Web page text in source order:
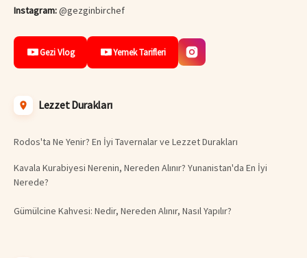
Instagram:@gezginbirchef
Gezi Vlog Yemek Tarifleri
Lezzet Durakları
Rodos'ta Ne Yenir? En İyi Tavernalar ve Lezzet Durakları
Kavala Kurabiyesi Nerenin, Nereden Alınır? Yunanistan'da En İyi
Nerede?
Gümülcine Kahvesi: Nedir, Nereden Alınır, Nasıl Yapılır?